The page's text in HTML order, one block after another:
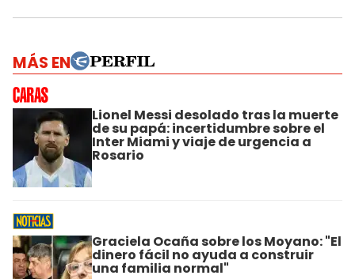
MÁS EN
Lionel Messi desolado tras la muerte
de su papá: incertidumbre sobre el
Inter Miami y viaje de urgencia a
Rosario
Graciela Ocaña sobre los Moyano: "El
dinero fácil no ayuda a construir
una familia normal"